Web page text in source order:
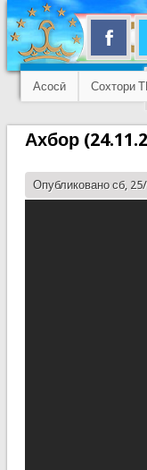
Асосӣ Сохтори
Ахбор
Опубликовано сб,